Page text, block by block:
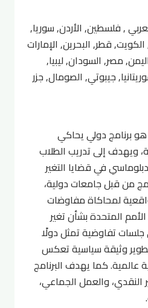
, فلسطين, الأردن, سوريا,
قطر, البحرين, الإمارات
مصر, السودان, ليبيا,
جيبوتي, الصومال, جزر
برنامج Youth COP 2026 هو برنامج دولي يحاكي
ويهدف إلى تدريب الطلاب
في قضايا التغير
من قبل جامعات دولية،
لمحاكاة مفاوضات
المتحدة بشأن تغير
جلسات تفاوضية تمثل دولًا
وثيقة سياسية تعكس
عالمية. كما يهدف البرنامج
النقدي، والعمل الجماعي،